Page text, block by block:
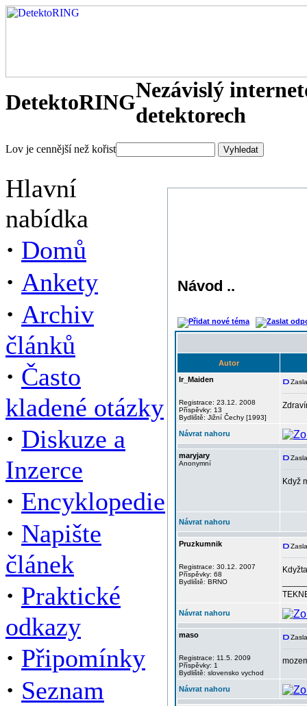
DetektoRINGNezávislý
detektorech
Lov je cennější než kořist
Hlavní
nabídka
· Domů
· Ankety
· Archiv
článků
· Často
kladené otázky
· Diskuze a
Inzerce
· Encyklopedie
· Napište
článek
· Praktické
odkazy
· Připomínky
· Seznam
Návod ..
Autor
Ir_Maiden
Registrace: 23.12. 2008
Příspěvky: 13
Bydliště: Jižní Čechy [1993]
Návrat nahoru
maryjary
Anonymní
Když
Návrat nahoru
Pruzkumnik
Registrace: 30.12. 2007
Příspěvky: 68
Bydliště: BRNO
Návrat nahoru
maso
Registrace: 11.5. 2009
Příspěvky: 1
Bydliště: slovensko vychod
Návrat nahoru